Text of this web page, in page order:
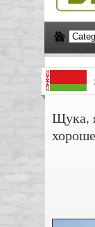
Щука,